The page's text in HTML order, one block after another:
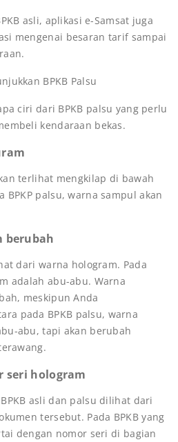
asli, aplikasi e-Samsat juga
mengenai besaran tarif sampai
BPKB Palsu
ciri dari BPKB palsu yang perlu
kendaraan bekas.
terlihat mengkilap di bawah
BPKP palsu, warna sampul akan
berubah
dari warna hologram. Pada
adalah abu-abu. Warna
meskipun Anda
pada BPKB palsu, warna
abu, tapi akan berubah
seri hologram
asli dan palsu dilihat dari
tersebut. Pada BPKB yang
dengan nomor seri di bagian